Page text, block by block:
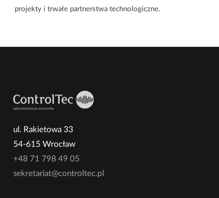
projekty i trwałe partnerstwa technologiczne.
ul. Rakietowa 33
54-615 Wrocław
+48 71 798 49 05
sekretariat@controltec.pl